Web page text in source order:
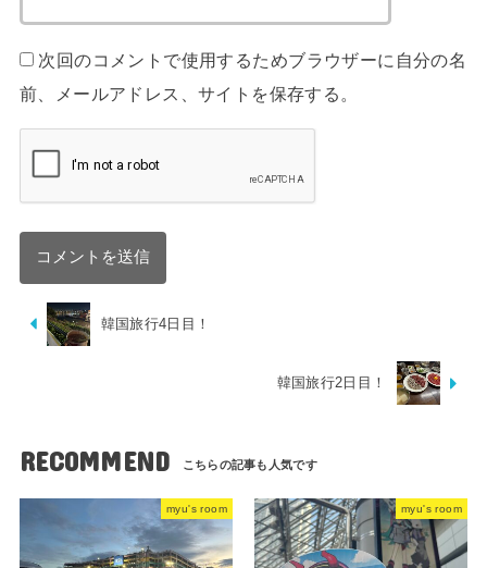
次回のコメントで使用するためブラウザーに自分の名
前、メールアドレス、サイトを保存する。
韓国旅行4日目！
韓国旅行2日目！
RECOMMEND
myu's room myu's room